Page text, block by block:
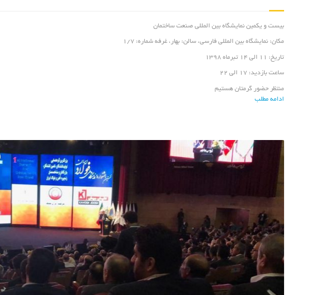
بیست و یکمین نمایشگاه بین المللی صنعت ساختمان
مکان: نمایشگاه بین المللی فارسی، سالن: بهار، غرفه شماره: 1/7
تاریخ: 11 الی 14 تبرماه 1398
ساعت بازدید: 17 الی 22
منتظر حضور گرمتان هستیم
ادامه مطلب